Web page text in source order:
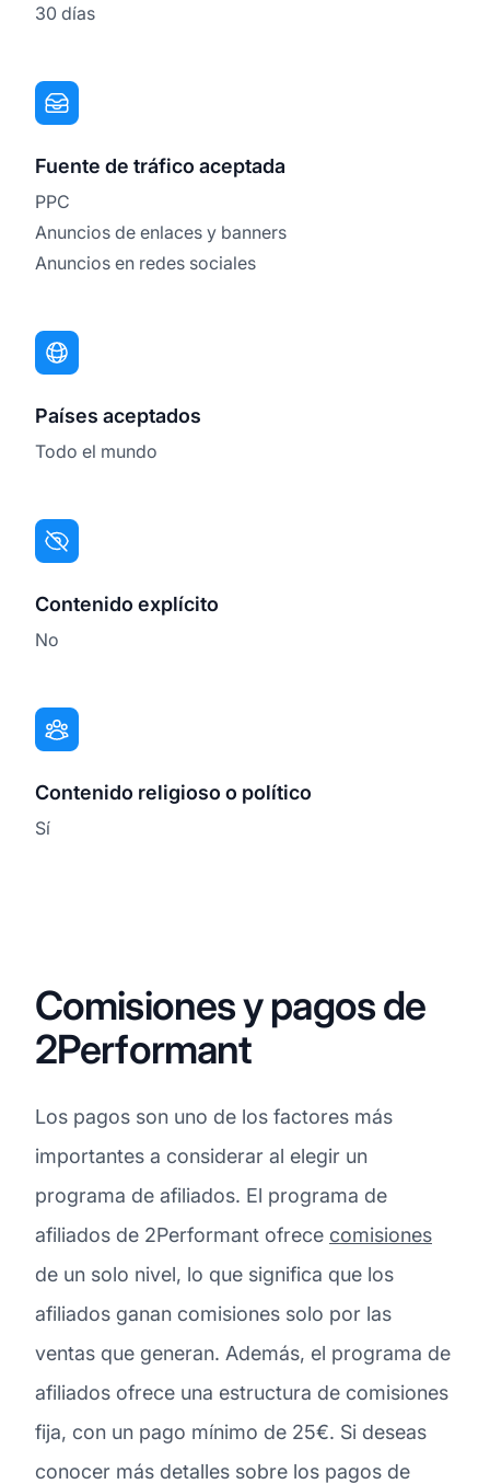
30 días
Fuente de tráfico aceptada
PPC
Anuncios de enlaces y banners
Anuncios en redes sociales
Países aceptados
Todo el mundo
Contenido explícito
No
Contenido religioso o político
Sí
Comisiones y pagos de
2Performant
Los pagos son uno de los factores más
importantes a considerar al elegir un
programa de afiliados. El programa de
afiliados de 2Performant ofrece comisiones
de un solo nivel, lo que significa que los
afiliados ganan comisiones solo por las
ventas que generan. Además, el programa de
afiliados ofrece una estructura de comisiones
fija, con un pago mínimo de 25€. Si deseas
conocer más detalles sobre los pagos de